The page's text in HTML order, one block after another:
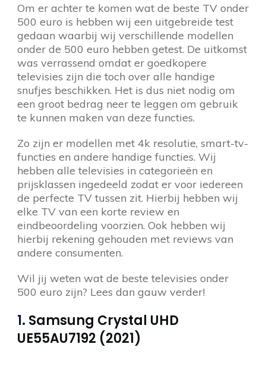
Om er achter te komen wat de beste TV onder
500 euro is hebben wij een uitgebreide test
gedaan waarbij wij verschillende modellen
onder de 500 euro hebben getest. De uitkomst
was verrassend omdat er goedkopere
televisies zijn die toch over alle handige
snufjes beschikken. Het is dus niet nodig om
een groot bedrag neer te leggen om gebruik
te kunnen maken van deze functies.
Zo zijn er modellen met 4k resolutie, smart-tv-
functies en andere handige functies. Wij
hebben alle televisies in categorieën en
prijsklassen ingedeeld zodat er voor iedereen
de perfecte TV tussen zit. Hierbij hebben wij
elke TV van een korte review en
eindbeoordeling voorzien. Ook hebben wij
hierbij rekening gehouden met reviews van
andere consumenten.
Wil jij weten wat de beste televisies onder
500 euro zijn? Lees dan gauw verder!
1. Samsung Crystal UHD
UE55AU7192 (2021)